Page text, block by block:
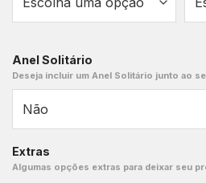
Anel Solitário
Deseja incluir um Anel Solitário junto ao
Extras
Algumas opções extras para deixar seu